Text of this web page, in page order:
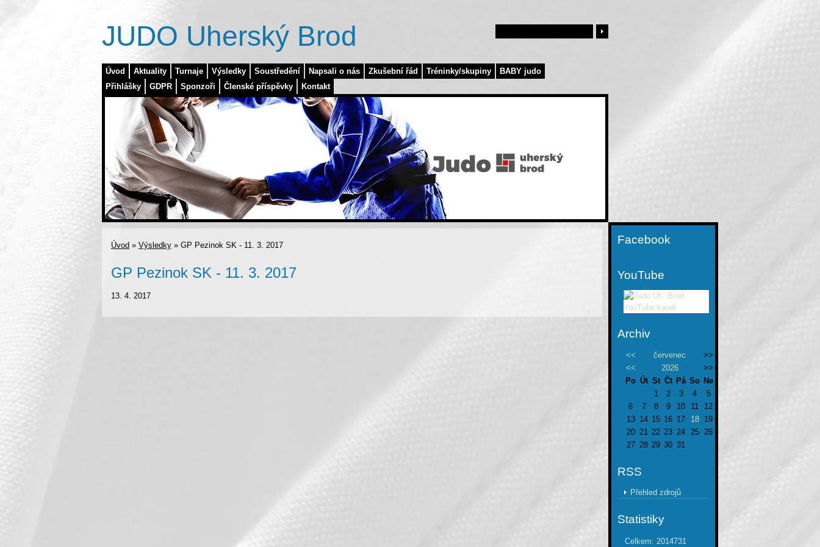
Úvod Aktuality Turnaje Výsledky Soustředění Napsali o nás Zkušební řád Tréninky/skupiny
BABY judo
Přihlášky
GDPR Sponzoři Členské příspěvky Kontakt
JUDO Uherský Brod
Úvod » Výsledky » GP Pezinok SK - 11. 3. 2017
GP Pezinok SK - 11. 3. 2017
13. 4. 2017
Facebook
YouTube
Archiv
<< červenec
>>
<<
2026
>>
Po Út St Čt Pá So Ne
1
2 3 4
5
6
7 8 9 10 11
12
13 14 15 16 17 18
19
20 21 22 23 24 25 26
27 28 29 30 31
RSS
Přehled zdrojů
Statistiky
Celkem: 2014731